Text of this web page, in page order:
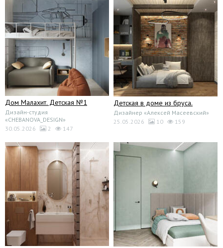
Дом Малахит. Детская №1
Дизайн-студия
«CHEBANOVA_DESIGN»
30.05.2026
2 147
Детская в доме из бруса.
Дизайнер «Алексей Масеевский»
25.05.2026
10 159